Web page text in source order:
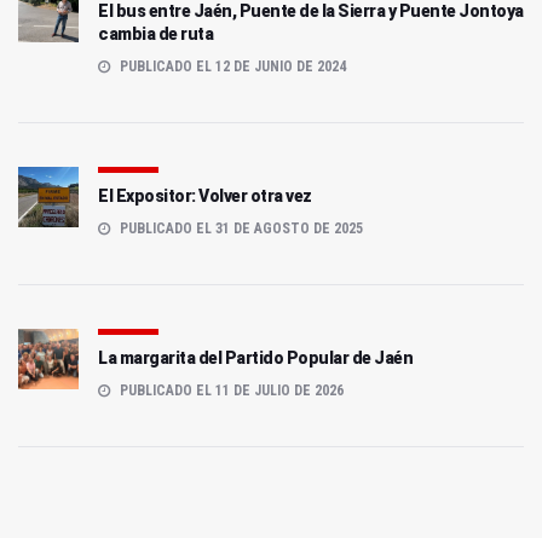
El bus entre Jaén, Puente de la Sierra y Puente Jontoya
cambia de ruta
PUBLICADO EL 12 DE JUNIO DE 2024
El Expositor: Volver otra vez
PUBLICADO EL 31 DE AGOSTO DE 2025
La margarita del Partido Popular de Jaén
PUBLICADO EL 11 DE JULIO DE 2026